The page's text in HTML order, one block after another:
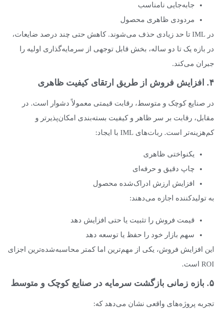
جابه‌جایی نامناسب
مردودی ظاهری محصول
در IML تا حد زیادی حذف می‌شوند. کاهش حتی چند درصد ضایعات،
در بازه یک تا دو ساله، بخش قابل توجهی از سرمایه‌گذاری اولیه را
جبران می‌کند.
۴. افزایش فروش از طریق ارتقای کیفیت ظاهری
در صنایع کوچک و متوسط، رقابت قیمتی معمولاً دشوار است. در
مقابل، رقابت بر سر ظاهر و کیفیت بسته‌بندی امکان‌پذیرتر و
کم‌هزینه‌تر است. ربات‌های IML با ایجاد:
یکنواختی ظاهری
چاپ دقیق و حرفه‌ای
افزایش ارزش ادراک‌شده محصول
به تولیدکننده اجازه می‌دهند:
قیمت فروش را تثبیت یا حتی افزایش دهد
سهم بازار خود را حفظ یا توسعه دهد
این افزایش فروش، یکی از مهم‌ترین اما کمتر محاسبه‌شده‌ترین اجزای
ROI است.
۵. بازه زمانی بازگشت سرمایه در صنایع کوچک و متوسط
تجربه پروژه‌های واقعی نشان می‌دهد که: